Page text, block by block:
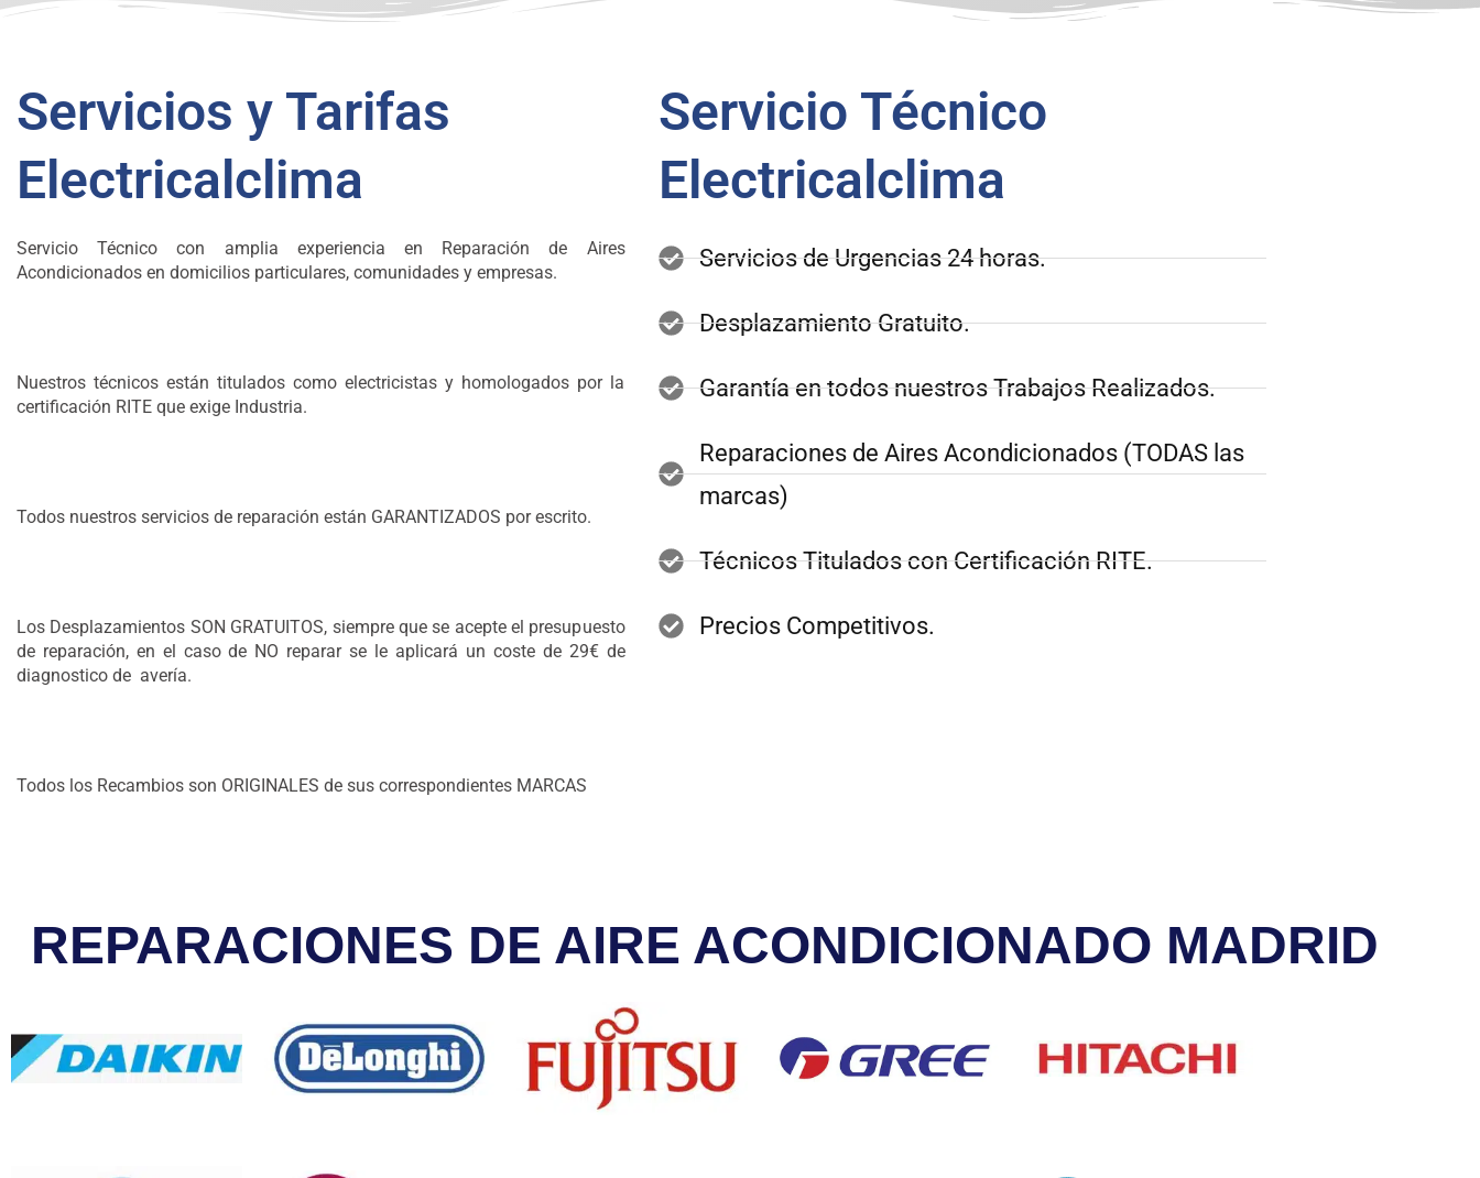
Servicios y Tarifas
Electricalclima
Servicio Técnico con amplia experiencia en Reparación de Aires
Acondicionados en domicilios particulares, comunidades y empresas.
Nuestros técnicos están titulados como electricistas y homologados por la
certificación RITE que exige Industria.
Todos nuestros servicios de reparación están GARANTIZADOS por escrito.
Los Desplazamientos SON GRATUITOS, siempre que se acepte el presupuesto
de reparación, en el caso de NO reparar se le aplicará un coste de 29€ de
diagnostico de avería.
Todos los Recambios son ORIGINALES de sus correspondientes MARCAS
Servicio Técnico
Electricalclima
Servicios de Urgencias 24 horas.
Desplazamiento Gratuito.
Garantía en todos nuestros Trabajos Realizados.
Reparaciones de Aires Acondicionados (TODAS las
marcas)
Técnicos Titulados con Certificación RITE.
Precios Competitivos.
REPARACIONES DE AIRE ACONDICIONADO MADRID